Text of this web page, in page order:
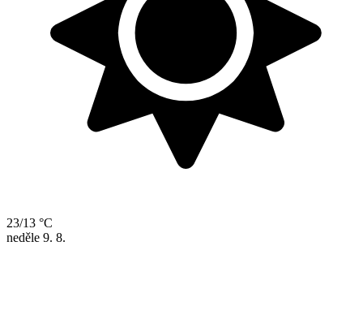
23/13 °C
neděle 9. 8.